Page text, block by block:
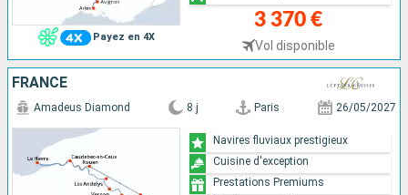
Payez en 4X
3 370 €
Vol disponible
FRANCE
Amadeus Diamond 8 j Paris 26/05/2027
Navires fluviaux prestigieux
Cuisine d'exception
Prestations Premiums